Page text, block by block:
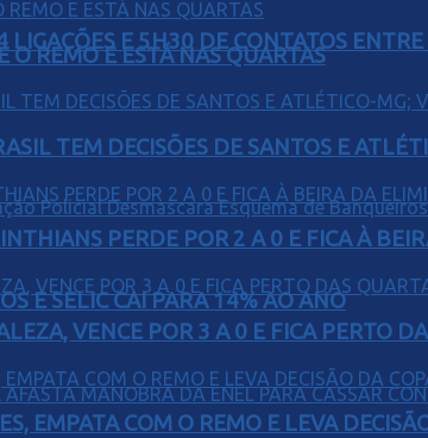
E 5H30 DE CONTATOS
E SELIC CAI PARA 14% AO ANO
O REMO E ESTÁ NAS QUARTAS
TEM DECISÕES DE SANTOS E
PERDE POR 2 A 0 E FICA À
VENCE POR 3 A 0 E FICA PERTO
EMPATA COM O REMO E LEVA